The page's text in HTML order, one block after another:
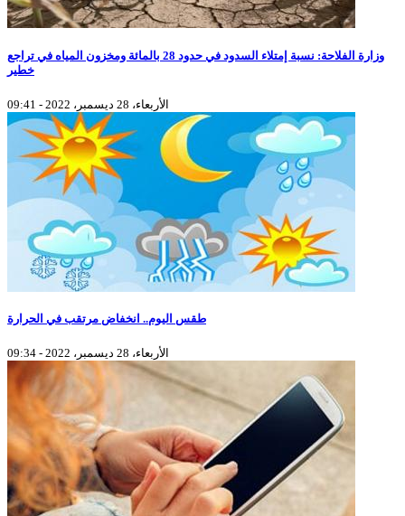
وزارة الفلاحة: نسبة إمتلاء السدود في حدود 28 بالمائة ومخزون المياه في تراجع
خطير
الأربعاء، 28 ديسمبر، 2022 - 09:41
طقس اليوم.. انخفاض مرتقب في الحرارة
الأربعاء، 28 ديسمبر، 2022 - 09:34